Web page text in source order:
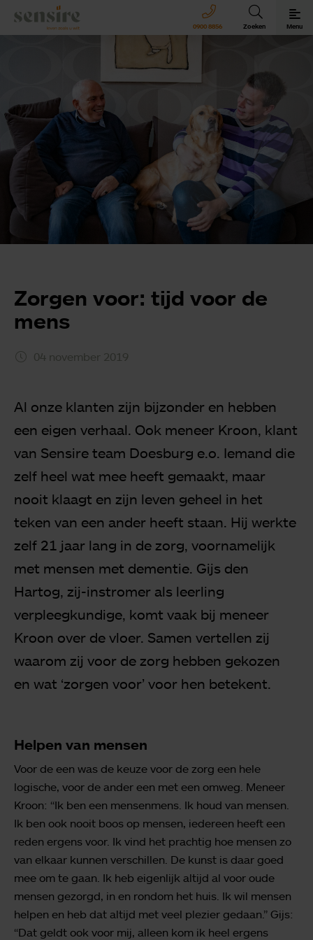
Sensire logo
0900 8856 Zoeken Menu
Sensire bij u thuis
Revalideren met Sensire
Wonen en zorg met Sensire
Meer over Sensire
Zorgen voor: tijd voor de
mens
04 november 2019
Al onze klanten zijn bijzonder en hebben
een eigen verhaal. Ook meneer Kroon, klant
van Sensire team Doesburg e.o. Iemand die
zelf heel wat mee heeft gemaakt, maar
nooit klaagt en zijn leven geheel in het
teken van een ander heeft staan. Hij werkte
zelf 21 jaar lang in de zorg, voornamelijk
met mensen met dementie. Gijs den
Hartog, zij-instromer als leerling
verpleegkundige, komt vaak bij meneer
Kroon over de vloer. Samen vertellen zij
waarom zij voor de zorg hebben gekozen
en wat ‘zorgen voor’ voor hen betekent.
Helpen van mensen
Voor de een was de keuze voor de zorg een hele
logische, voor de ander een met een omweg. Meneer
Kroon: “Ik ben een mensenmens. Ik houd van mensen.
Ik ben ook nooit boos op mensen, iedereen heeft een
reden ergens voor. Ik vind het prachtig hoe mensen zo
van elkaar kunnen verschillen. De kunst is daar goed
mee om te gaan. Ik heb eigenlijk altijd al voor oude
mensen gezorgd, in en rondom het huis. Ik wil mensen
helpen en heb dat altijd met veel plezier gedaan.” Gijs:
“Dat geldt ook voor mij, alleen kom ik heel ergens